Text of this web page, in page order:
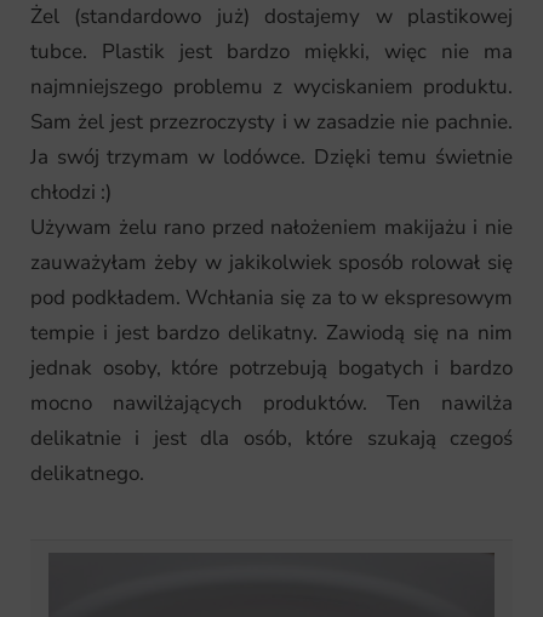
Żel (standardowo już) dostajemy w plastikowej
tubce. Plastik jest bardzo miękki, więc nie ma
najmniejszego problemu z wyciskaniem produktu.
Sam żel jest przezroczysty i w zasadzie nie pachnie.
Ja swój trzymam w lodówce. Dzięki temu świetnie
chłodzi :)
Używam żelu rano przed nałożeniem makijażu i nie
zauważyłam żeby w jakikolwiek sposób rolował się
pod podkładem. Wchłania się za to w ekspresowym
tempie i jest bardzo delikatny. Zawiodą się na nim
jednak osoby, które potrzebują bogatych i bardzo
mocno nawilżających produktów. Ten nawilża
delikatnie i jest dla osób, które szukają czegoś
delikatnego.